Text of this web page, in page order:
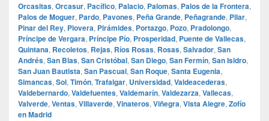
Orcasitas, Orcasur, Pacífico, Palacio, Palomas, Palos de la Frontera,
Palos de Moguer, Pardo, Pavones, Peña Grande, Peñagrande, Pilar,
Pinar del Rey, Piovera, Pirámides, Portazgo, Pozo, Pradolongo,
Príncipe de Vergara, Príncipe Pío, Prosperidad, Puente de Vallecas,
Quintana, Recoletos, Rejas, Ríos Rosas, Rosas, Salvador, San
Andrés, San Blas, San Cristóbal, San Diego, San Fermín, San Isidro,
San Juan Bautista, San Pascual, San Roque, Santa Eugenia,
Simancas, Sol, Timón, Trafalgar, Universidad, Valdeacederas,
Valdebernardo, Valdefuentes, Valdemarín, Valdezarza, Vallecas,
Valverde, Ventas, Villaverde, Vinateros, Viñegra, Vista Alegre, Zofío
en Madrid